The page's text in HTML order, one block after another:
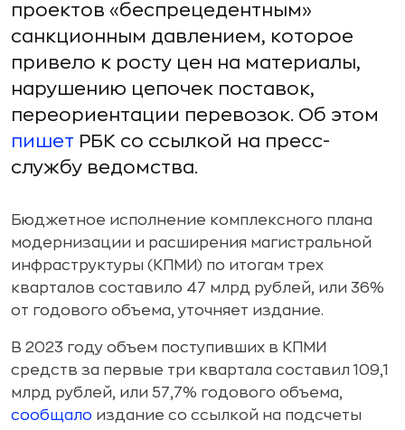
проектов «беспрецедентным»
санкционным давлением, которое
привело к росту цен на материалы,
нарушению цепочек поставок,
переориентации перевозок. Об этом
пишет РБК со ссылкой на пресс-
службу ведомства.
Бюджетное исполнение комплексного плана
модернизации и расширения магистральной
инфраструктуры (КПМИ) по итогам трех
кварталов составило 47 млрд рублей, или 36%
от годового объема, уточняет издание.
В 2023 году объем поступивших в КПМИ
средств за первые три квартала составил 109,1
млрд рублей, или 57,7% годового объема,
сообщало издание со ссылкой на подсчеты